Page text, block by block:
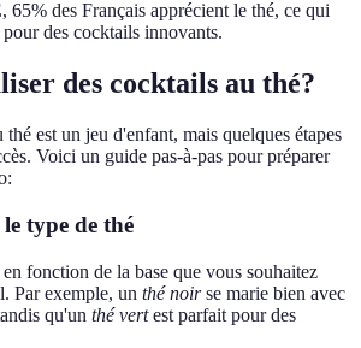
, 65% des Français apprécient le thé, ce qui
des cocktails innovants.
des cocktails au thé?
est un jeu d'enfant, mais quelques étapes
Voici un guide pas-à-pas pour préparer
type de thé
fonction de la base que vous souhaitez
Par exemple, un thé noirse marie bien avec
qu'un thé vertest parfait pour des